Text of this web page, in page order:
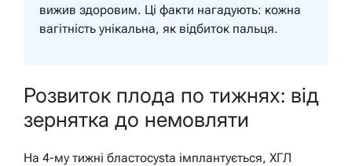
вижив здоровим. Ці факти нагадують: кожна
вагітність унікальна, як відбиток пальця.
Розвиток плода по тижнях: від
зернятка до немовляти
На 4-му тижні бластocystа імплантується, ХГЛ